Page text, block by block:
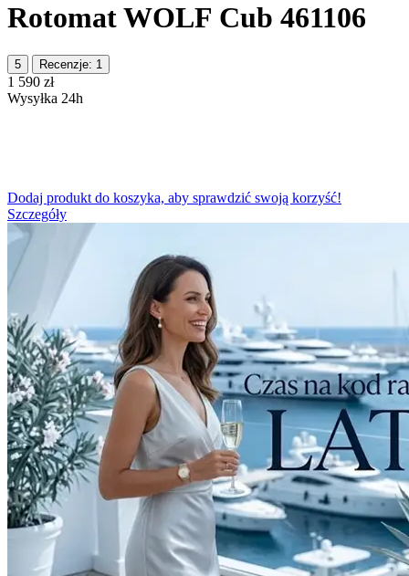
Rotomat WOLF Cub 461106
5 Recenzje: 1
‍1 590‍ zł
Wysyłka 24h
Dodaj produkt do koszyka, aby sprawdzić swoją korzyść!
Szczegóły